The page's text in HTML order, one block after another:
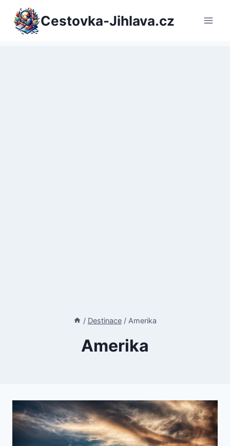
Přeskočit
obsah
Cestovka-Jihlava.cz
/ Destinace / Amerika
Amerika